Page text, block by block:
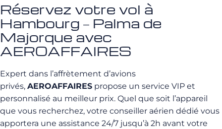
Réservez votre vol à
Hambourg – Palma de
Majorque avec
AEROAFFAIRES
Expert dans l’affrètement d’avions
privés, AEROAFFAIRES propose un service VIP et
personnalisé au meilleur prix. Quel que soit l’appareil
que vous recherchez, votre conseiller aérien dédié vous
apportera une assistance 24/7 jusqu’à 2h avant votre